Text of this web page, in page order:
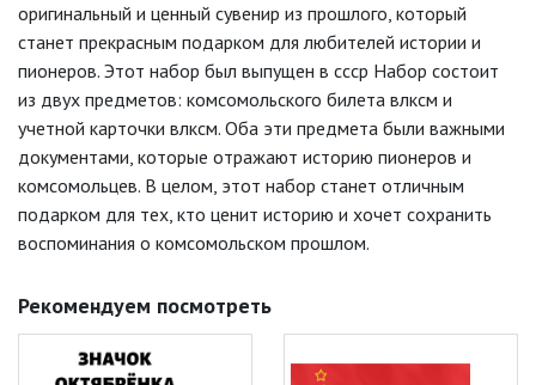
оригинальный и ценный сувенир из прошлого, который
станет прекрасным подарком для любителей истории и
пионеров. Этот набор был выпущен в ссср Набор состоит
из двух предметов: комсомольского билета влксм и
учетной карточки влксм. Оба эти предмета были важными
документами, которые отражают историю пионеров и
комсомольцев. В целом, этот набор станет отличным
подарком для тех, кто ценит историю и хочет сохранить
воспоминания о комсомольском прошлом.
Рекомендуем посмотреть